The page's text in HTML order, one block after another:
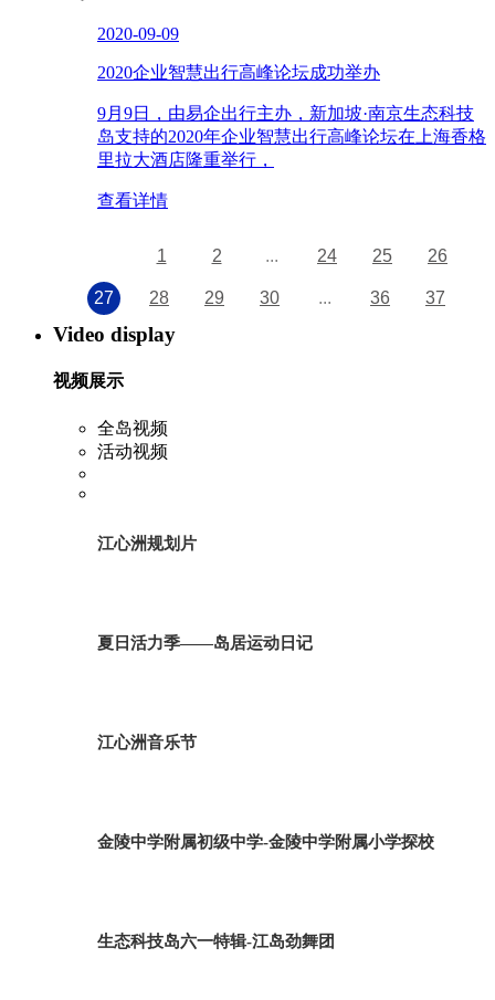
2020-09-09
​2020企业智慧出行高峰论坛成功举办
9月9日，由易企出行主办，新加坡·南京生态科技
岛支持的2020年企业智慧出行高峰论坛在上海香格
里拉大酒店隆重举行，
查看详情
1 2 ... 24 25 26
27 28 29 30 ... 36 37
Video display
视频展示
全岛视频
活动视频
江心洲规划片
夏日活力季——岛居运动日记
江心洲音乐节
金陵中学附属初级中学-金陵中学附属小学探校
生态科技岛六一特辑-江岛劲舞团